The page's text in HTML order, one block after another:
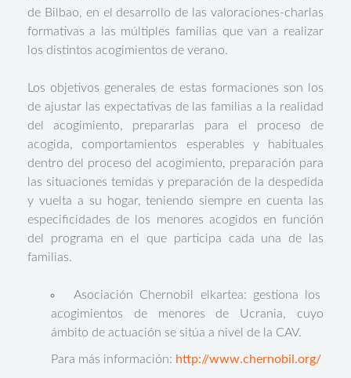
de Bilbao, en el desarrollo de las valoraciones-charlas
formativas a las múltiples familias que van a realizar
los distintos acogimientos de verano.
Los objetivos generales de estas formaciones son los
de ajustar las expectativas de las familias a la realidad
del acogimiento, prepararlas para el proceso de
acogida, comportamientos esperables y habituales
dentro del proceso del acogimiento, preparación para
las situaciones temidas y preparación de la despedida
y vuelta a su hogar, teniendo siempre en cuenta las
especificidades de los menores acogidos en función
del programa en el que participa cada una de las
familias.
Asociación Chernobil elkartea: gestiona los
acogimientos de menores de Ucrania, cuyo
ámbito de actuación se sitúa a nivel de la CAV.
Para más información: http://www.chernobil.org/